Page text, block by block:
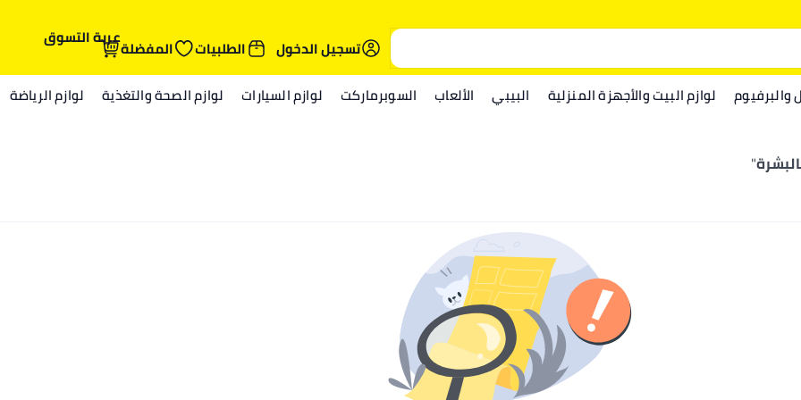
تسجيل الدخول
الطلبيات المفضلةعربة التسوق
والبرفيوم لوازم البيت والأجهزة المنزلية البيبي الألعاب السوبرماركت لوازم السيارات لوازم الصحة والتغذية لوازم الرياضة
"